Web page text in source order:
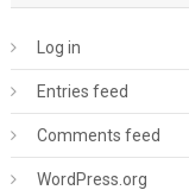
Log in
Entries feed
Comments feed
WordPress.org